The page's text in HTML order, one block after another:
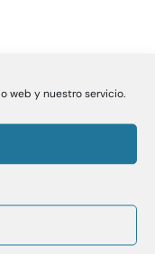
web y nuestro servicio.